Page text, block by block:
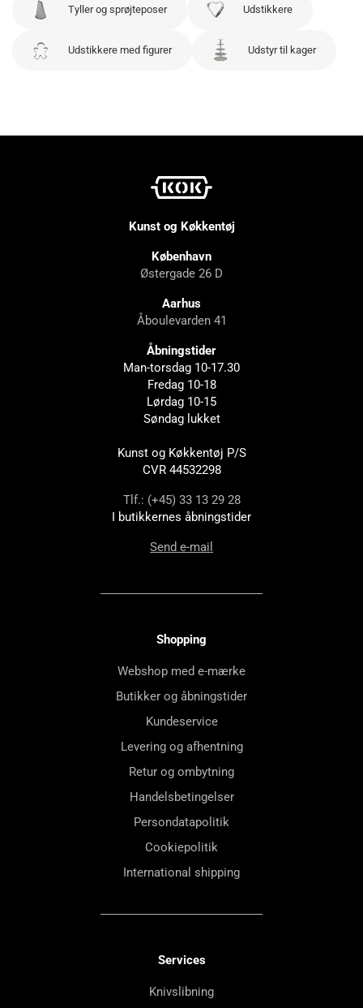
Tyller og sprøjteposer Udstikkere
Udstikkere med figurer Udstyr til kager
Kunst og Køkkentøj
København
Østergade 26 D
Aarhus
Åboulevarden 41
Åbningstider
Man-torsdag 10-17.30
Fredag 10-18
Lørdag 10-15
Søndag lukket
Kunst og Køkkentøj P/S
CVR 44532298
Tlf.: (+45) 33 13 29 28
I butikkernes åbningstider
Send e-mail
Shopping
Webshop med e-mærke
Butikker og åbningstider
Kundeservice
Levering og afhentning
Retur og ombytning
Handelsbetingelser
Persondatapolitik
Cookiepolitik
International shipping
Services
Knivslibning